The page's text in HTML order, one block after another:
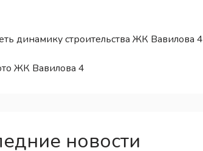
динамику строительства ЖК Вавилова 4
ЖК Вавилова 4
новости